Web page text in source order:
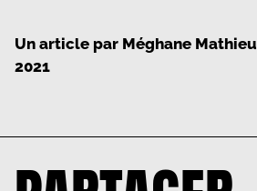
Un article par Méghane Mathieu
2021